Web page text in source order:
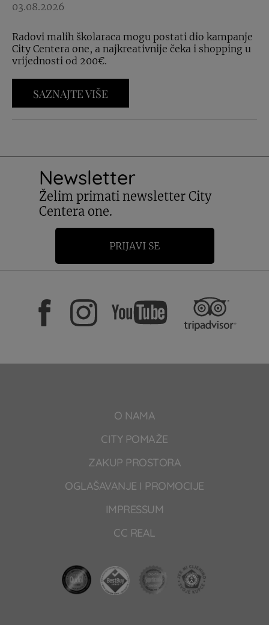
03.08.2026
Radovi malih školaraca mogu postati dio kampanje
City Centera one, a najkreativnije čeka i shopping u
vrijednosti od 200€.
SAZNAJTE VIŠE
Newsletter
Želim primati newsletter City
Centera one.
PRIJAVI SE
O NAMA
CITY POMAŽE
ZAKUP PROSTORA
OGLAŠAVANJE I PROMOCIJE
IMPRESSUM
CC REAL